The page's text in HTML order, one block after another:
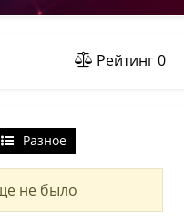
Рейтинг0
Разное
не было